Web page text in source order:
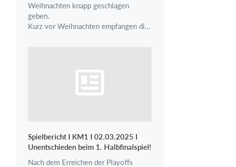
Weihnachten knapp geschlagen
geben.
Kurz vor Weihnachten empfangen di...
Spielbericht I KM1 I 02.03.2025 I
Unentschieden beim 1. Halbfinalspiel!
Nach dem Erreichen der Playoffs